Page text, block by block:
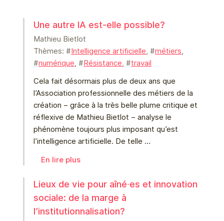
Une autre IA est-elle possible?
Mathieu Bietlot
Thèmes: # Intelligence artificielle, #métiers,
#numérique, # Résistance, #travail
Cela fait désormais plus de deux ans que
l’Association professionnelle des métiers de la
création – grâce à la très belle plume critique et
réflexive de Mathieu Bietlot – analyse le
phénomène toujours plus imposant qu’est
l’intelligence artificielle. De telle …
En lire plus
Lieux de vie pour aîné⸱es et innovation
sociale: de la marge à
l’institutionnalisation?